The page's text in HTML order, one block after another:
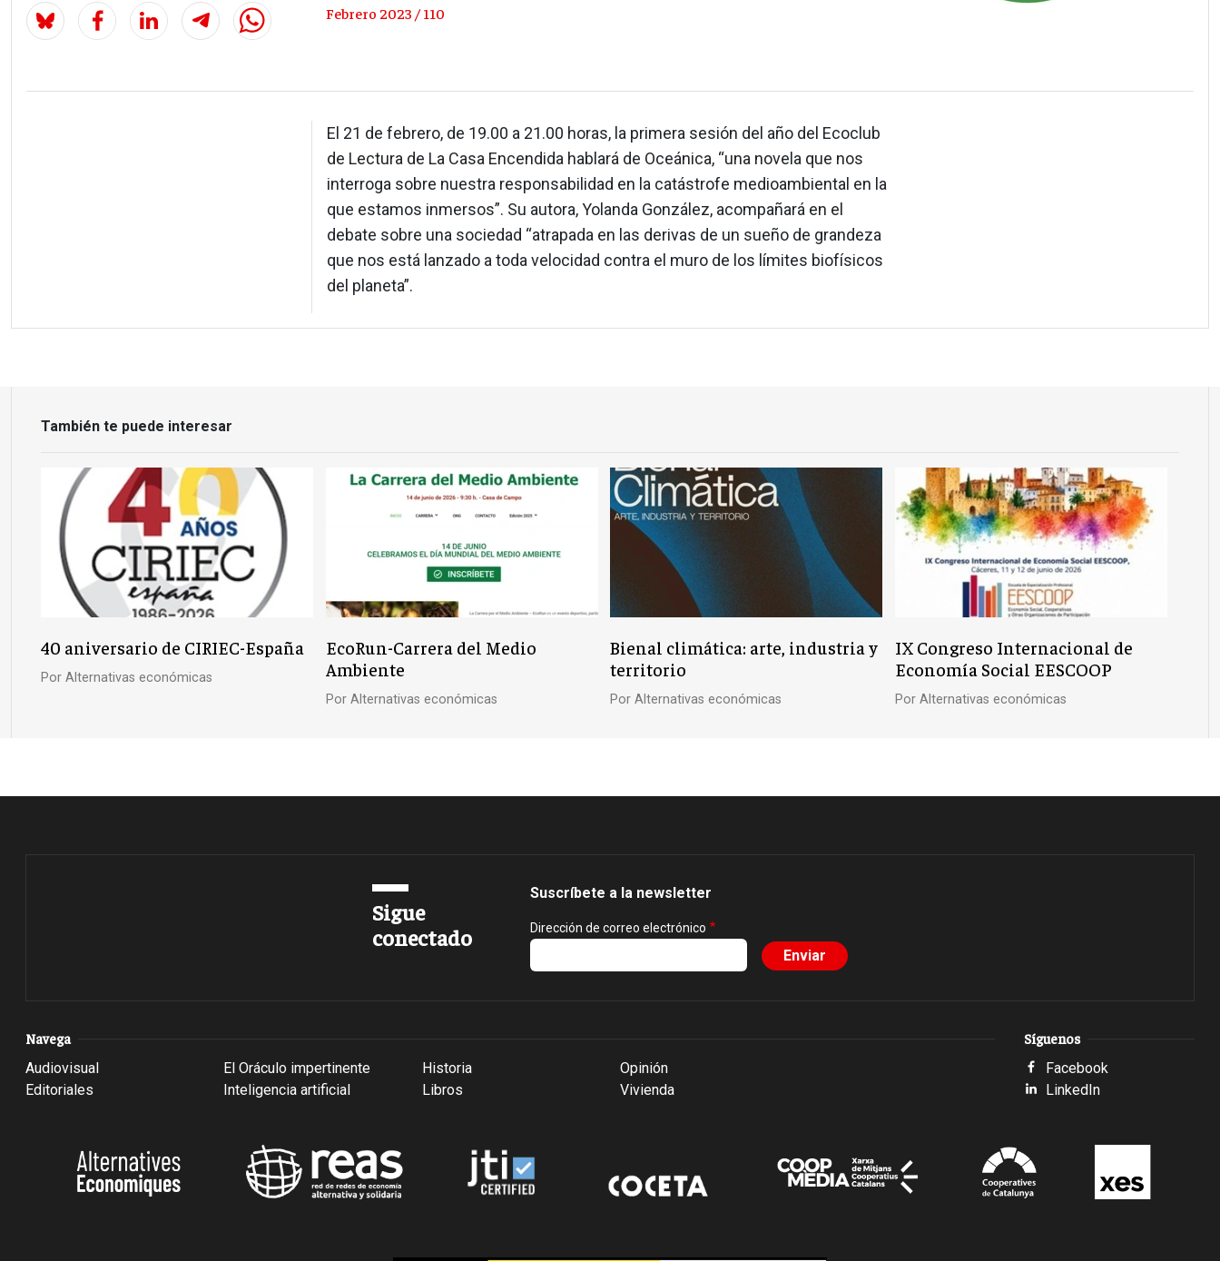
Febrero 2023 / 110
El 21 de febrero, de 19.00 a 21.00 horas, la primera sesión del año del Ecoclub
de Lectura de La Casa Encendida hablará de Oceánica, “una novela que nos
interroga sobre nuestra responsabilidad en la catástrofe medioambiental en la
que estamos inmersos”. Su autora, Yolanda González, acompañará en el
debate sobre una sociedad “atrapada en las derivas de un sueño de grandeza
que nos está lanzado a toda velocidad contra el muro de los límites biofísicos
del planeta”.
También te puede interesar
40 aniversario de CIRIEC-España
Por Alternativas económicas
EcoRun-Carrera del Medio
Ambiente
Por Alternativas económicas
Bienal climática: arte, industria y
territorio
Por Alternativas económicas
IX Congreso Internacional de
Economía Social EESCOOP
Por Alternativas económicas
Sigue
conectado
Suscríbete a la newsletter
Dirección de correo electrónico
Navega
Audiovisual
Editoriales
El Oráculo impertinente
Inteligencia artificial
Historia
Libros
Opinión
Vivienda
Síguenos
Facebook
LinkedIn